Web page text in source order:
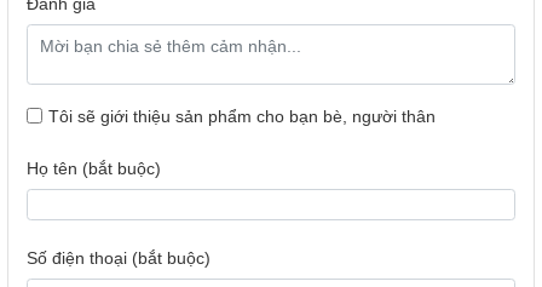
Hệ điều hành Linux, dễ sử dụng, kho ứng dụng phong
Tôi sẽ giới thiệu sản phẩm cho bạn bè, người thân
Họ tên (bắt buộc)
Số điện thoại (bắt buộc)